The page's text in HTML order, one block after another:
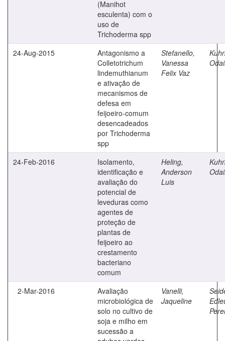
(Manihot
esculenta) com o
uso de
Trichoderma spp
24-Aug-2015
Antagonismo a
Colletotrichum
lindemuthianum
e ativação de
mecanismos de
defesa em
feijoeiro-comum
desencadeados
por Trichoderma
spp
Stefanello,
Vanessa
Felix Vaz
24-Feb-2016
Isolamento,
identificação e
avaliação do
potencial de
leveduras como
agentes de
proteção de
plantas de
feijoeiro ao
crestamento
bacteriano
comum
Heling,
Anderson
Luis
2-Mar-2016
Avaliação
microbiológica de
solo no cultivo de
soja e milho em
sucessão a
Vanelli,
Jaqueline